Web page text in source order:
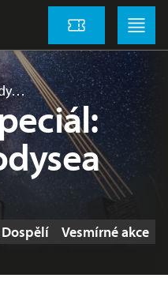
Vstupenky
Menu
Dospělí Vesmírné akce